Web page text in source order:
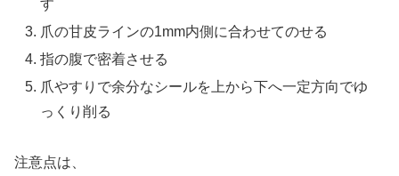
す
爪の甘皮ラインの1mm内側に合わせてのせる
指の腹で密着させる
爪やすりで余分なシールを上から下へ一定方向でゆ
っくり削る
注意点は、